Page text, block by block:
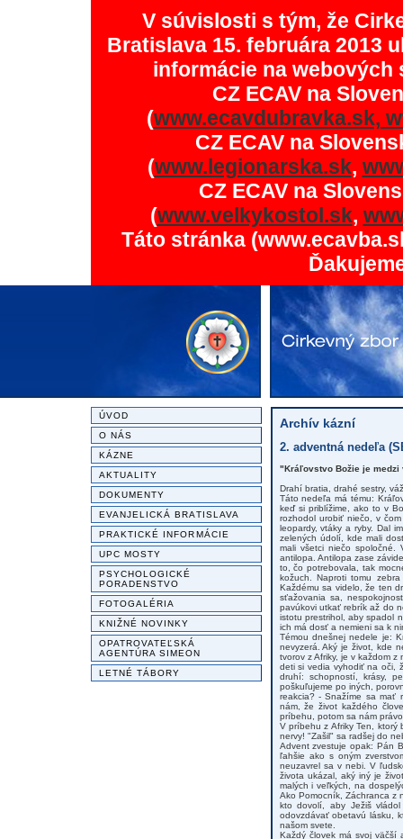
V súvislosti s tým, že
Bratislava 15. februára 2013
informácie na
CZ ECAV na
(www.ecavdubravka.sk,
CZ ECAV na
(www.legionarska.sk,
CZ ECAV na
(www.velkykostol.sk,
Táto stránka
ÚVOD
O NÁS
KÁZNE
AKTUALITY
DOKUMENTY
EVANJELICKÁ BRATISLAVA
PRAKTICKÉ INFORMÁCIE
UPC MOSTY
PSYCHOLOGICKÉ
PORADENSTVO
FOTOGALÉRIA
KNIŽNÉ NOVINKY
OPATROVATEĽSKÁ
AGENTÚRA SIMEON
LETNÉ TÁBORY
Archív kázní
2. adventná nedeľa
"Kráľovstvo Božie je medzi
Drahí bratia, drahé sestry,
Táto nedeľa má tému:
keď si priblížime, ako to v
rozhodol urobiť niečo, v
leopardy, vtáky a ryby. Dal
zelených údolí, kde mali
mali všetci niečo
antilopa. Antilopa zase
to, čo potrebovala, tak
kožuch. Naproti tomu
Každému sa videlo, že ten
sťažovania sa,
pavúkovi utkať rebrík až do
istotu prestrihol, aby spadol
ich má dosť a nemieni sa k
Témou dnešnej nedele je:
nevyzerá. Aký je život, kde
tvorov z Afriky, je v každom
deti si vedia vyhodiť na oči,
druhí: schopností, krásy,
poškuľujeme po iných,
reakcia? - Snažíme sa mať
nám, že život každého
príbehu, potom sa nám
V príbehu z Afriky Ten, ktorý
nervy! "Zašil" sa radšej do
Advent zvestuje opak: Pán
ľahšie ako s oným
neuzavrel sa v nebi. V
života ukázal, aký iný je
malých i veľkých, na
Ako Pomocník, Záchranca z
kto dovolí, aby Ježiš
odovzdávať obetavú lásku,
našom svete.
Každý človek má svoj väčší